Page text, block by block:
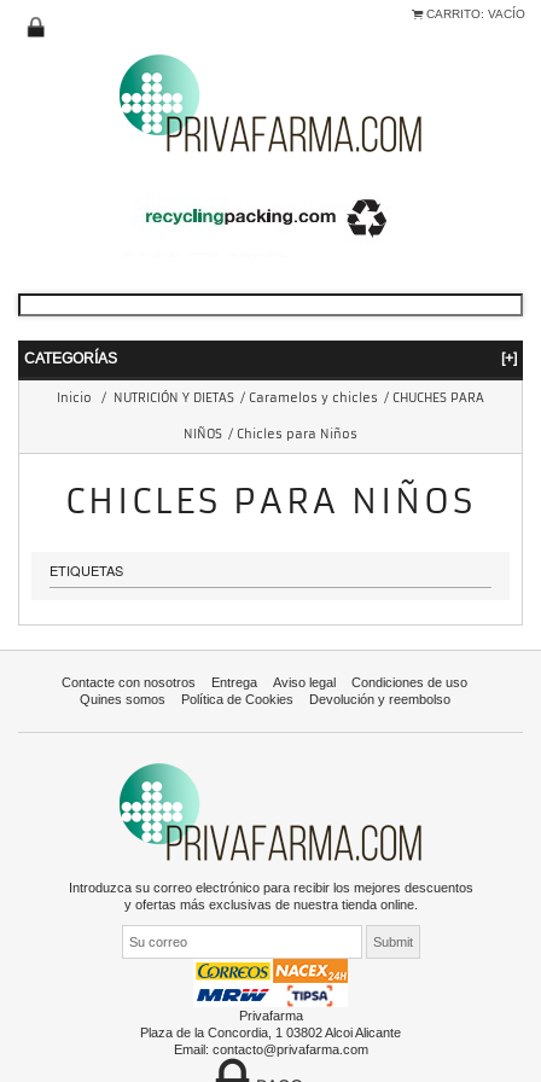
CARRITO: VACÍO
CATEGORÍAS [+]
Inicio / NUTRICIÓN Y DIETAS / Caramelos y chicles / CHUCHES PARA
NIÑOS / Chicles para Niños
CHICLES PARA NIÑOS
ETIQUETAS
Contacte con nosotros Entrega Aviso legal
Condiciones de uso
Quines somos
Política de Cookies Devolución y reembolso
Introduzca su correo electrónico para recibir los mejores descuentos
y ofertas más exclusivas de nuestra tienda online.
Privafarma
Plaza de la Concordia, 1 03802 Alcoi Alicante
Email: contacto@privafarma.com